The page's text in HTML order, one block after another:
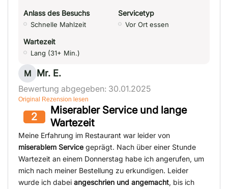
Anlass des Besuchs
Schnelle Mahlzeit
Servicetyp
Vor Ort essen
Wartezeit
Lang (31+ Min.)
M Mr. E.
Bewertung abgegeben: 30.01.2025
Original Rezension lesen
2
Miserabler Service und lange
Wartezeit
Meine Erfahrung im Restaurant war leider von
miserablem Service geprägt. Nach über einer Stunde
Wartezeit an einem Donnerstag habe ich angerufen, um
mich nach meiner Bestellung zu erkundigen. Leider
wurde ich dabei angeschrien und angemacht, bis ich